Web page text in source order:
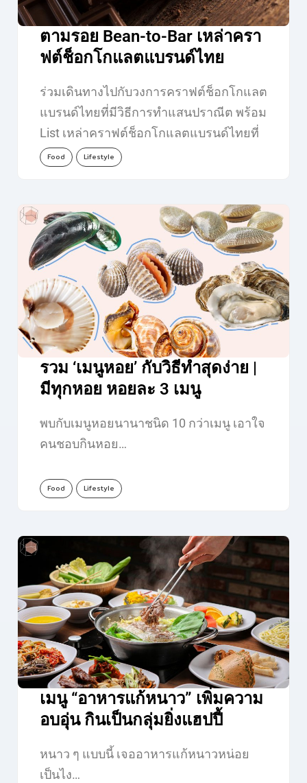
ตามรอย Bean-to-Bar เหล่าครา
ฟต์ช็อกโกแลตแบรนด์ไทย
ร่วมเดินทางไปกับวงการคราฟต์ช็อกโกแลต
แบรนด์ไทยที่มีวิธีการทำแสนปราณีต พร้อม
List เหล่าคราฟต์ช็อกโกแลตแบรนด์ไทยที่
รังสรรค์ออกมาแบบ…
Food Lifestyle
รวม ‘เมนูหอย’ กับวิธีทำสุดง่าย |
มีทุกหอย หอยละ 3 เมนู
พบกับเมนูหอยนานาชนิด 10 กว่าเมนู เอาใจ
คนชอบกินหอย…
Food Lifestyle
เมนู “อาหารแก้หนาว” เพิ่มความ
อบอุ่น กินเป็นกลุ่มยิ่งแฮปปี้
หนาว ๆ แบบนี้ เจออาหารแก้หนาวหน่อย
เป็นไง…